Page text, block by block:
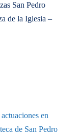
San Pedro
de la Iglesia –
en
de San Pedro